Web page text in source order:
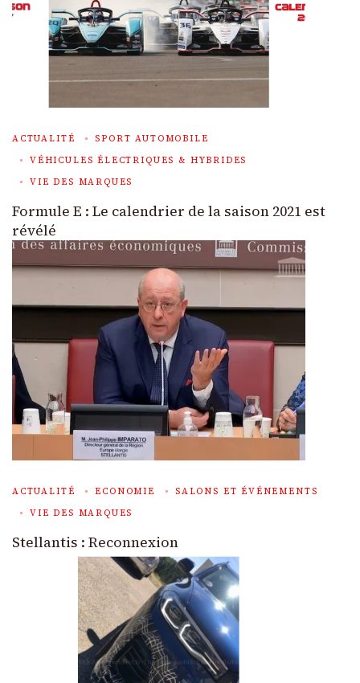
ACTUALITÉ
SPORT AUTOMOBILE
VÉHICULES ÉLECTRIQUES & HYBRIDES
VIE DES MARQUES
Formule E : Le calendrier de la saison 2021 est
révélé
ACTUALITÉ ECONOMIE
SALONS ET ÉVÉNEMENTS
VIE DES MARQUES
Stellantis : Reconnexion